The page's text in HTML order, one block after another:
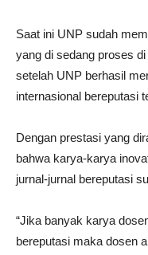
Saat ini UNP sudah
yang di sedang proses
setelah UNP berhasil
internasional bereputasi
Dengan prestasi yang
bahwa karya-karya
jurnal-jurnal bereputasi
“Jika banyak karya
bereputasi maka dosen